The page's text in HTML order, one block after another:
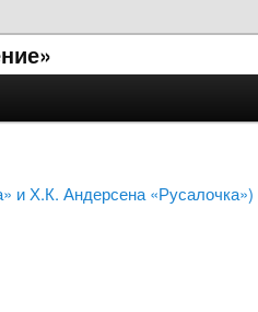
и Х.К. Андерсена «Русалочка»)